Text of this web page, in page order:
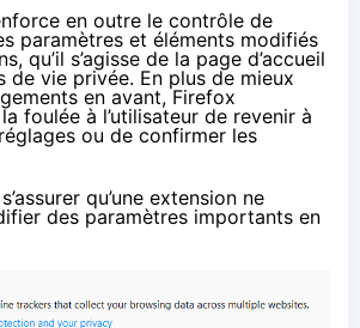
en outre le contrôle de
paramètres et éléments modifiés
qu’il s’agisse de la page d’accueil
de vie privée. En plus de mieux
en avant, Firefox
foulée à l’utilisateur de revenir à
ou de confirmer les
qu’une extension ne
des paramètres importants en